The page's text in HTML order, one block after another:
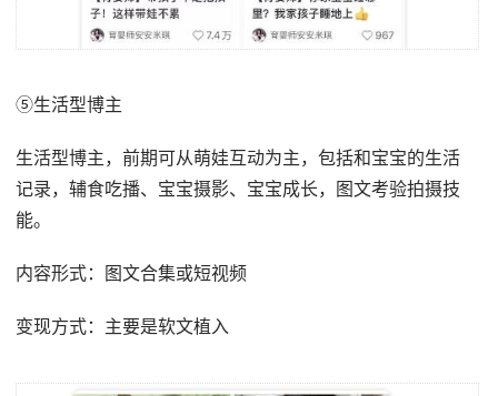
⑤生活型博主
生活型博主，前期可从萌娃互动为主，包括和宝宝的生活
记录，辅食吃播、宝宝摄影、宝宝成长，图文考验拍摄技
能。
内容形式：图文合集或短视频
变现方式：主要是软文植入